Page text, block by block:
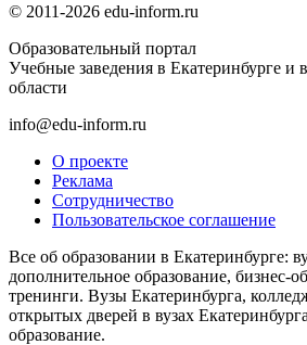
© 2011-2026 edu-inform.ru
Образовательный портал
Учебные заведения в Екатеринбурге и
области
info@edu-inform.ru
О проекте
Реклама
Сотрудничество
Пользовательское соглашение
Все об образовании в Екатеринбурге:
дополнительное образование, бизнес-
тренинги. Вузы Екатеринбурга,
открытых дверей в вузах
образование.